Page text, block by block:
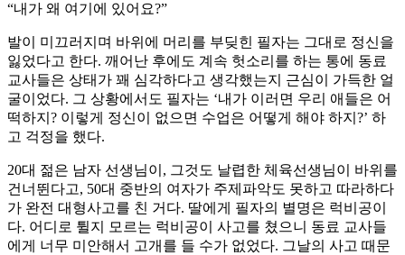
“내가 왜 여기에 있어요?”
발이 미끄러지며 바위에 머리를 부딪힌 필자는 그대로 정신을
잃었다고 한다. 깨어난 후에도 계속 헛소리를 하는 통에 동료
교사들은 상태가 꽤 심각하다고 생각했는지 근심이 가득한 얼
굴이었다. 그 상황에서도 필자는 ‘내가 이러면 우리 애들은 어
떡하지? 이렇게 정신이 없으면 수업은 어떻게 해야 하지?’ 하
고 걱정을 했다.
20대 젊은 남자 선생님이, 그것도 날렵한 체육선생님이 바위를
건너뛴다고, 50대 중반의 여자가 주제파악도 못하고 따라하다
가 완전 대형사고를 친 거다. 딸에게 필자의 별명은 럭비공이
다. 어디로 튈지 모르는 럭비공이 사고를 쳤으니 동료 교사들
에게 너무 미안해서 고개를 들 수가 없었다. 그날의 사고 때문